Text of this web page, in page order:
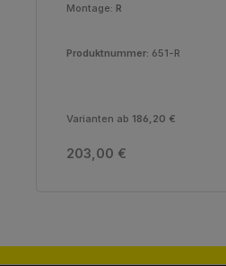
Montage: R
Produktnummer: 651-R
Varianten ab 186,20 €
Regulärer Preis:
203,00 €